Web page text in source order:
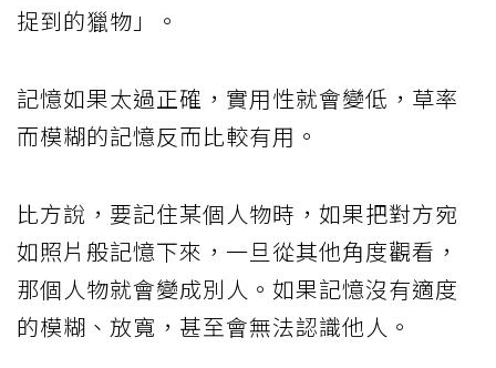
捉到的獵物」。
記憶如果太過正確，實用性就會變低，草率
而模糊的記憶反而比較有用。
比方說，要記住某個人物時，如果把對方宛
如照片般記憶下來，一旦從其他角度觀看，
那個人物就會變成別人。如果記憶沒有適度
的模糊、放寬，甚至會無法認識他人。